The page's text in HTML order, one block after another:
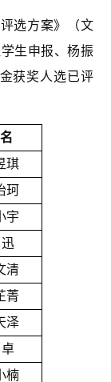
选方案》（文
生申报、杨振
获奖人选已评
琪
珂
宇
清
菁
泽
卓
楠